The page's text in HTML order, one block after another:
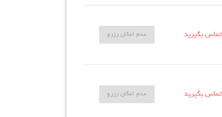
تماس بگیرید عدم امکان رزرو
تماس بگیرید عدم امکان رزرو